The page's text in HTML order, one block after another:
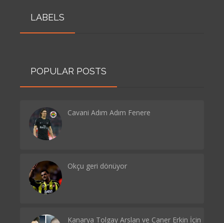
LABELS
POPULAR POSTS
Cavani Adım Adım Fenere
Okçu geri dönüyor
Kanarya Tolgay Arslan ve Caner Erkin İçin